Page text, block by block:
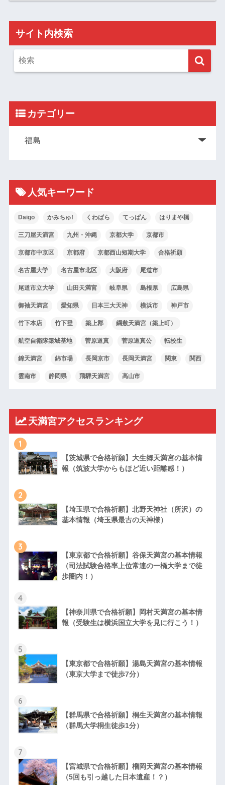
サイト内検索
カテゴリー
人気キーワード
Daigo かみちゅ! くわばら てっぱん はりまや橋
三刀屋天満宮 九州・沖縄 京都大学 京都市
京都市中京区 京都府 京都西山短期大学 合格祈願
名古屋大学 名古屋市北区 大阪府 尾道市
尾道市立大学 山田天満宮 岐阜県 島根県 広島県
御袖天満宮 愛知県 日本三大天神 横浜市 神戸市
竹下本店 竹下登 築上郡 綱敷天満宮（築上町）
航空自衛隊築城基地 菅原道真 菅原道真公 転校生
錦天満宮 錦市場 長岡京市 長岡天満宮 関東 関西
雲南市 静岡県 飛騨天満宮 高山市
天満宮アクセスランキング
1
【茨城県で合格祈願】大生郷天満宮の基本情
報（筑波大学からもほど近い距離感！）
2
【埼玉県で合格祈願】北野天神社（所沢）の
基本情報（埼玉県最古の天神様）
3
【東京都で合格祈願】谷保天満宮の基本情報
（司法試験合格率上位常連の一橋大学まで徒
歩圏内！）
4
【神奈川県で合格祈願】岡村天満宮の基本情
報（受験生は横浜国立大学を見に行こう！）
5
【東京都で合格祈願】湯島天満宮の基本情報
（東京大学まで徒歩7分）
6
【群馬県で合格祈願】桐生天満宮の基本情報
（群馬大学桐生徒歩1分）
7
【宮城県で合格祈願】榴岡天満宮の基本情報
（5回も引っ越した日本遺産！？）